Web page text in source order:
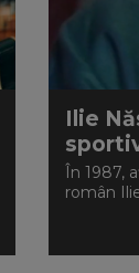
Ilie
În 1987,
român